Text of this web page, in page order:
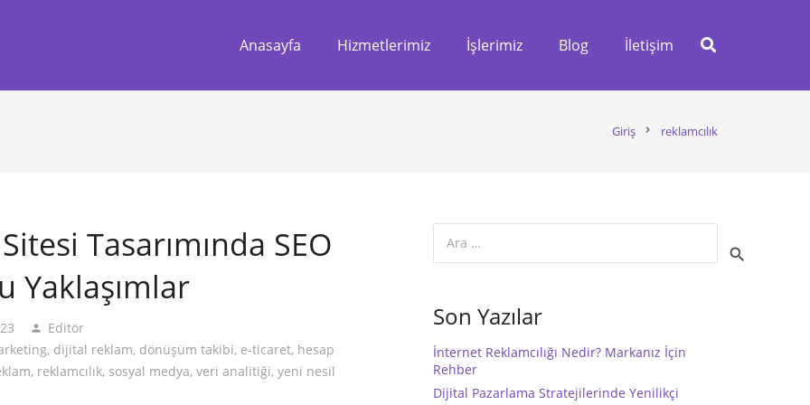
Anasayfa Hizmetlerimiz İşlerimiz Blog İletişim
Giriş chevron_right reklamcılık
Tasarımında SEO
Yaklaşımlar
person Editör
, dijital reklam, dönüşüm takibi, e-ticaret, hesap
, reklamcılık, sosyal medya, veri analitiği, yeni nesil
Son Yazılar
İnternet Reklamcılığı Nedir? Markanız İçin
Rehber
Dijital Pazarlama Stratejilerinde Yenilikçi